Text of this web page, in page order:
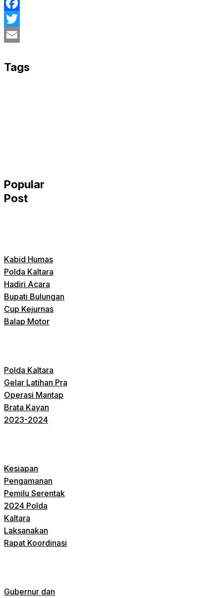
Facebook
Twitter
Tags
Popular
Post
Kabid Humas
Polda Kaltara
Hadiri Acara
Bupati Bulungan
Cup Kejurnas
Balap Motor
Polda Kaltara
Gelar Latihan Pra
Operasi Mantap
Brata Kayan
2023-2024
Kesiapan
Pengamanan
Pemilu Serentak
2024 Polda
Kaltara
Laksanakan
Rapat Koordinasi
Gubernur dan